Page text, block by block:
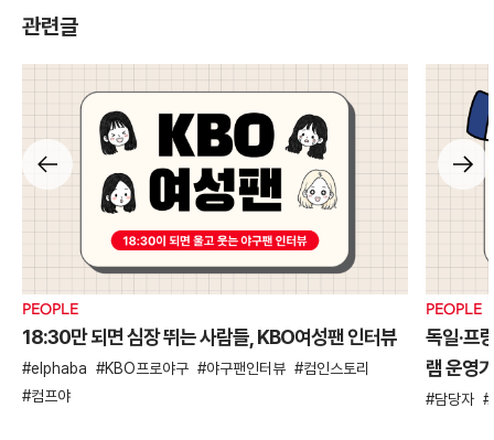
관련글
PEOPLE
18:30만 되면 심장 뛰는 사람들, KBO여성팬 인터뷰
elphaba KBO프로야구 야구팬인터뷰
컴인스토리
컴프야
PEOPLE
독일·프
램 운영기
담당자